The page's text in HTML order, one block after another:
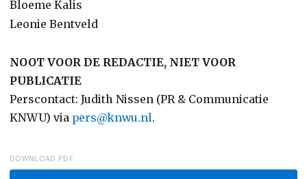
Bloeme Kalis
Leonie Bentveld
NOOT VOOR DE REDACTIE, NIET VOOR
PUBLICATIE
Perscontact: Judith Nissen (PR & Communicatie
KNWU) via pers@knwu.nl.
DOWNLOAD PDF